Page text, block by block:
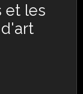
et les